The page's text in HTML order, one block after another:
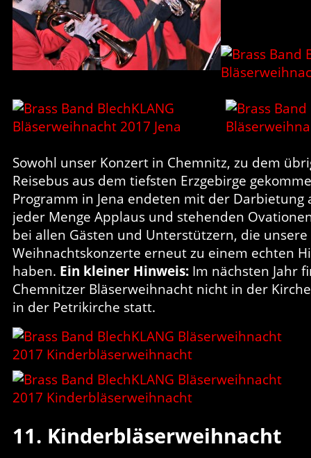
Sowohl unser Konzert in Chemnitz, zu dem
Reisebus aus dem tiefsten Erzgebirge
Programm in Jena endeten mit der Darbietung
jeder Menge Applaus und stehenden
bei allen Gästen und Unterstützern, die
Weihnachtskonzerte erneut zu einem echten
haben. Ein kleiner Hinweis: Im nächsten Jahr
Chemnitzer Bläserweihnacht nicht in der
in der Petrikirche statt.
11. Kinderbläserweihnacht